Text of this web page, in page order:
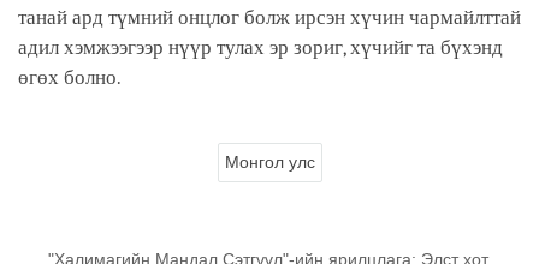
танай ард түмний онцлог болж ирсэн хүчин чармайлттай
адил хэмжээгээр нүүр тулах эр зориг, хүчийг та бүхэнд
өгөх болно.
Монгол улс
"Халимагийн Мандал Сэтгүүл"-ийн ярилцлага; Элст хот,